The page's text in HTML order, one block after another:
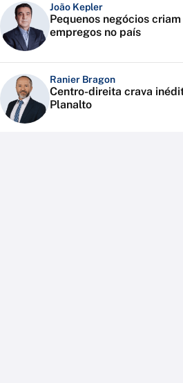
João Kepler
Pequenos negócios
empregos no país
Ranier Bragon
Centro-direita crava
Planalto